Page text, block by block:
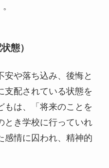
態）
安や落ち込み、後悔と
支配されている状態を
もは、「将来のことを
とき学校に行っていれ
情に囚われ、精神的